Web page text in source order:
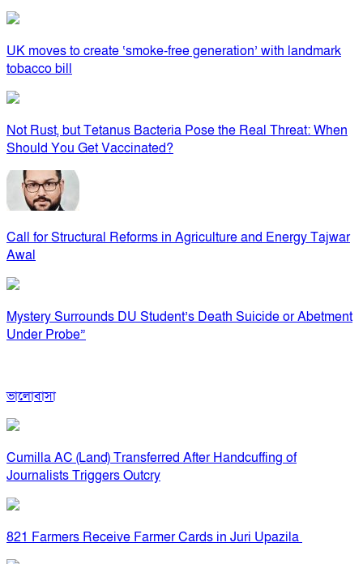
UK moves to create ‘smoke-free generation’ with landmark
tobacco bill
Not Rust, but Tetanus Bacteria Pose the Real Threat: When
Should You Get Vaccinated?
Call for Structural Reforms in Agriculture and Energy Tajwar
Awal
Mystery Surrounds DU Student’s Death Suicide or Abetment
Under Probe”
ভালোবাসা
Cumilla AC (Land) Transferred After Handcuffing of
Journalists Triggers Outcry
821 Farmers Receive Farmer Cards in Juri Upazila